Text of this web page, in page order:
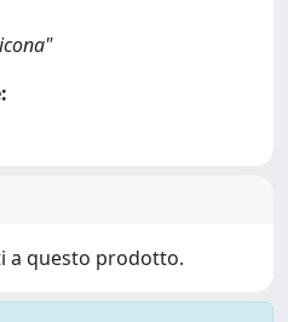
a questo prodotto.